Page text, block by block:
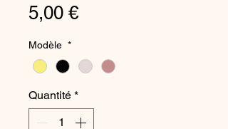
5,00 €Prix
Modèle *
Quantité *